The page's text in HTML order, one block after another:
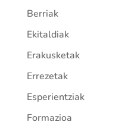
Berriak
Ekitaldiak
Erakusketak
Errezetak
Esperientziak
Formazioa